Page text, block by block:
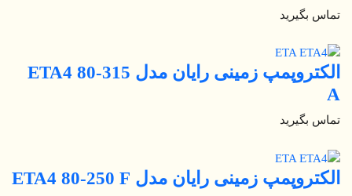
تماس بگیرید
الکتروپمپ زمینی رایان مدل ETA4 80-315
A
تماس بگیرید
الکتروپمپ زمینی رایان مدل ETA4 80-250 F